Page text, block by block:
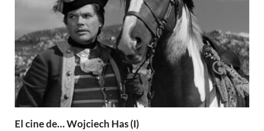
El cine de… Wojciech Has (I)